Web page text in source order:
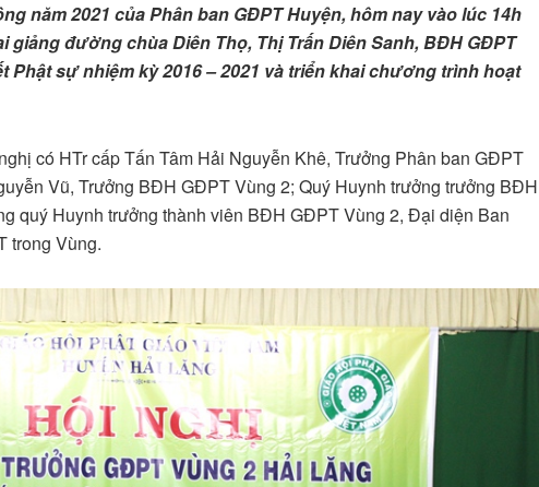
năm 2021 của Phân ban GĐPT Huyện, hôm nay vào lúc 14h
giảng đường chùa Diên Thọ, Thị Trấn Diên Sanh, BĐH GĐPT
Phật sự nhiệm kỳ 2016 – 2021 và triển khai chương trình hoạt
có HTr cấp Tấn Tâm Hải Nguyễn Khê, Trưởng Phân ban GĐPT
Vũ, Trưởng BĐH GĐPT Vùng 2; Quý Huynh trưởng trưởng BĐH
quý Huynh trưởng thành viên BĐH GĐPT Vùng 2, Đại diện Ban
trong Vùng.